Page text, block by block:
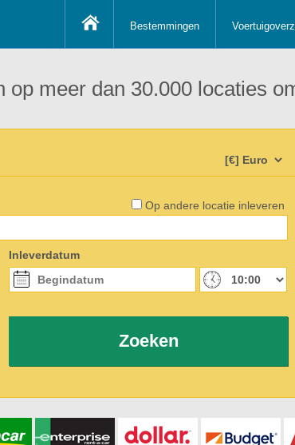
Bestemmingen
op meer dan 30.000 locaties
Op andere locatie inleveren
Inleverdatum
Zoeken